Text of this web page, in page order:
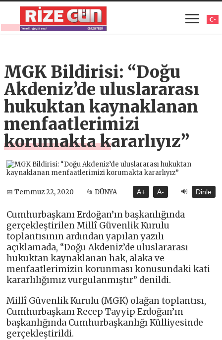
MGK Bildirisi: “Doğu
Akdeniz’de uluslararası
hukuktan kaynaklanan
menfaatlerimizi
korumakta kararlıyız”
📅 Temmuz 22, 2020 📂 DÜNYA A+ A- 🔊 Dinle
Cumhurbaşkanı Erdoğan’ın başkanlığında
gerçekleştirilen Millî Güvenlik Kurulu
toplantısının ardından yapılan yazılı
açıklamada, “Doğu Akdeniz’de uluslararası
hukuktan kaynaklanan hak, alaka ve
menfaatlerimizin korunması konusundaki kati
kararlılığımız vurgulanmıştır” denildi.
Millî Güvenlik Kurulu (MGK) olağan toplantısı,
Cumhurbaşkanı Recep Tayyip Erdoğan’ın
başkanlığında Cumhurbaşkanlığı Külliyesinde
gerçekleştirildi.